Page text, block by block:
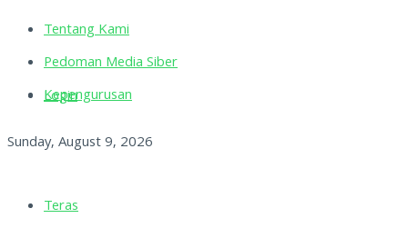
Tentang Kami
Pedoman Media Siber
Kepengurusan
Sunday, August 9, 2026
Login
Teras